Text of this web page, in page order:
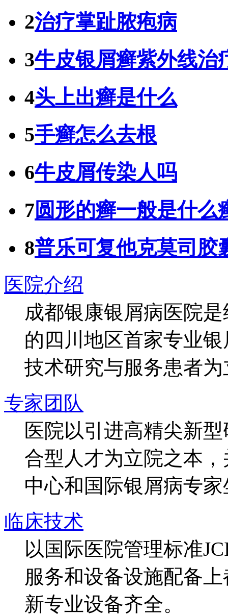
2治疗掌趾脓疱病
3牛皮银屑癣紫外线治
4头上出癣是什么
5手癣怎么去根
6牛皮屑传染人吗
7圆形的癣一般是什么
8普乐可复他克莫司胶
医院介绍
成都银康银屑病医院
的四川地区首家专业
技术研究与服务患者
专家团队
医院以引进高精尖新
合型人才为立院之本
中心和国际银屑病专
临床技术
以国际医院管理标准
服务和设备设施配备
新专业设备齐全。